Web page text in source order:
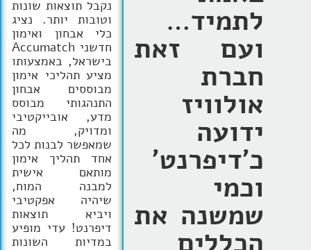
נקבל תוצאות שונות
וטובות יותר. נציג
כלי אבחון ואימון
חדשני Accumatch
בישראל, באמצעותו
מציע תהליכי אימון
מבוססים אבחון
התנהגותי מבוסס
מדע, אובייקטיבי
ומדויק, מה
שמאפשר לבנות לכל
אחד תהליך אימון
מותאם אישית
למבנה המוח,
שיהיה אפקטיבי
ויביא תוצאות
דיפרנט! עדי מופיע
במדיות השונות
לתמיד…
ועם זאת
חברת
אולוויז
ידועה
כ'דיפרנט'
וכמי
שמשנה את